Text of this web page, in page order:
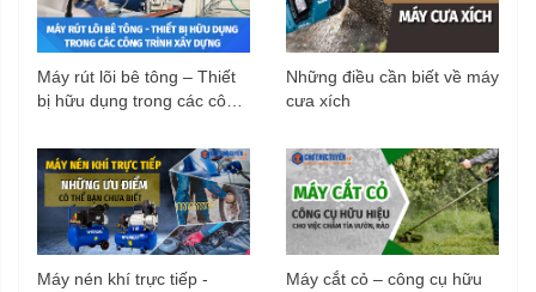
Máy rút lõi bê tông – Thiết
bị hữu dụng trong các công
Những điều cần biết về máy
cưa xích
Máy nén khí trực tiếp -
Máy cắt cỏ – công cụ hữu